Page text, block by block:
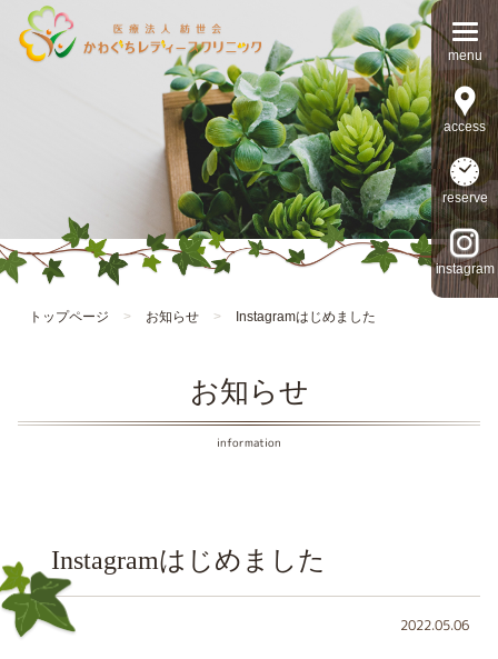
access
reserve
instagram
トップページ > お知らせ > Instagramはじめました
お知らせ
information
Instagramはじめました
2022.05.06